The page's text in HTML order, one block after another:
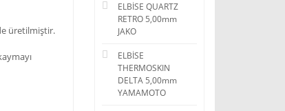
üretilmiştir.
ELBİSE QUARTZ
RETRO 5,00mm
JAKO
ELBİSE
THERMOSKIN
DELTA 5,00mm
YAMAMOTO